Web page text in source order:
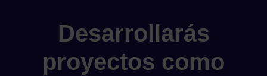
Desarrollarás
proyectos como